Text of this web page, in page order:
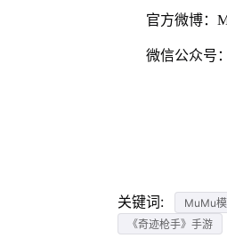
官方微博：
微信公众号
关键词: MuMu
《奇迹枪手》手游